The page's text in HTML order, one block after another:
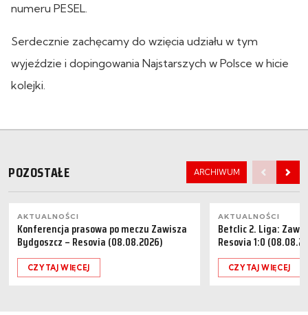
numeru PESEL.
Serdecznie zachęcamy do wzięcia udziału w tym
wyjeździe i dopingowania Najstarszych w Polsce w hicie
kolejki.
POZOSTAŁE ARCHIWUM
AKTUALNOŚCI
Konferencja prasowa po meczu Zawisza
Bydgoszcz – Resovia (08.08.2026)
CZYTAJ WIĘCEJ
AKTUALNOŚCI
Betclic 2. Liga:
Resovia 1:0
CZYTAJ WIĘCEJ